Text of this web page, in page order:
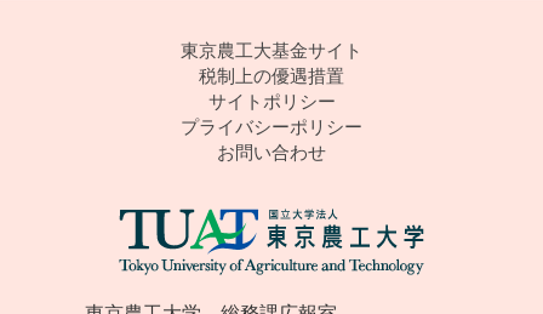
東京農工大基金サイト
税制上の優遇措置
サイトポリシー
プライバシーポリシー
お問い合わせ